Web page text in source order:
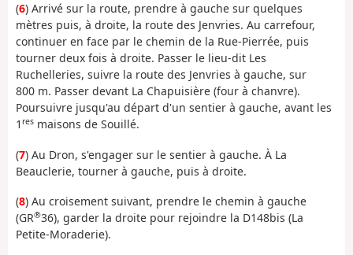
(6) Arrivé sur la route, prendre à gauche sur quelques
mètres puis, à droite, la route des Jenvries. Au carrefour,
continuer en face par le chemin de la Rue-Pierrée, puis
tourner deux fois à droite. Passer le lieu-dit Les
Ruchelleries, suivre la route des Jenvries à gauche, sur
800 m. Passer devant La Chapuisière (four à chanvre).
Poursuivre jusqu'au départ d'un sentier à gauche, avant les
1 res maisons de Souillé.
(7) Au Dron, s'engager sur le sentier à gauche. À La
Beauclerie, tourner à gauche, puis à droite.
(8) Au croisement suivant, prendre le chemin à gauche
(GR®36), garder la droite pour rejoindre la D148bis (La
Petite-Moraderie).